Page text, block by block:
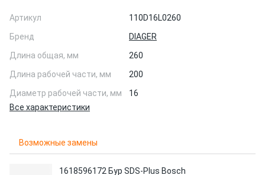
Артикул
110D16L0260
Бренд
DIAGER
Длина общая, мм
260
Длина рабочей части, мм
200
Диаметр рабочей части, мм
16
Все характеристики
Возможные замены
1618596172 Бур SDS-Plus Bosch